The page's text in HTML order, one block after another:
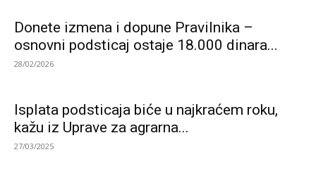
Donete izmena i dopune Pravilnika –
osnovni podsticaj ostaje 18.000 dinara...
28/02/2026
Isplata podsticaja biće u najkraćem roku,
kažu iz Uprave za agrarna...
27/03/2025